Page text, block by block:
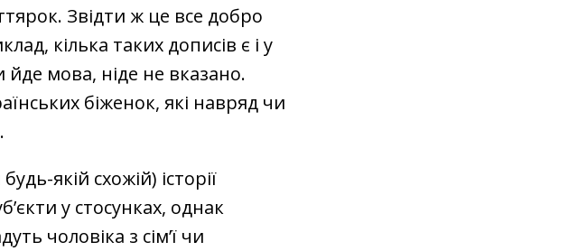
Звідти ж це все добро
кілька таких дописів є і у
мова, ніде не вказано.
біженок, які навряд чи
якій схожій) історії
у стосунках, однак
чоловіка з сім’ї чи